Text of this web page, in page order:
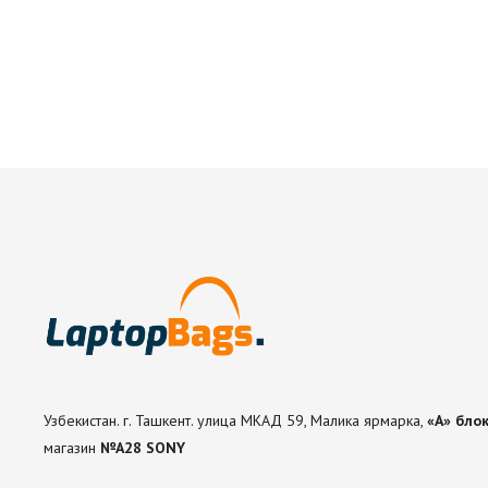
Узбекистан. г. Ташкент. улица МКАД 59, Малика ярмарка, «А»
магазин №А28 SONY